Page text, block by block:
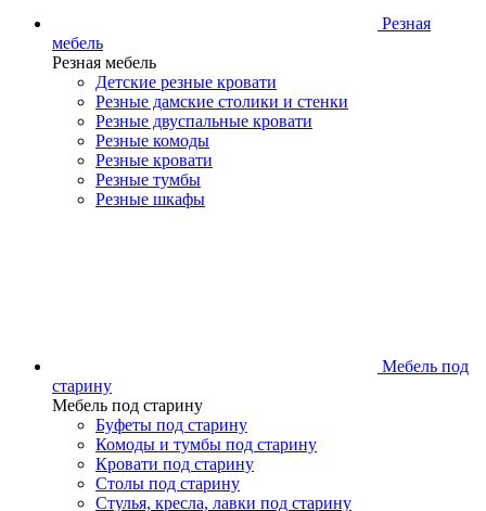
Резная
мебель
Резная мебель
Детские резные кровати
Резные дамские столики и стенки
Резные двуспальные кровати
Резные комоды
Резные кровати
Резные тумбы
Резные шкафы
Мебель под
старину
Мебель под старину
Буфеты под старину
Комоды и тумбы под старину
Кровати под старину
Столы под старину
Стулья, кресла, лавки под старину